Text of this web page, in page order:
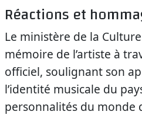
Réactions et
Le ministère de la
mémoire de l’artiste à
officiel, soulignant son
l’identité musicale du
personnalités du monde